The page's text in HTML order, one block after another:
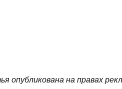
опубликована на правах